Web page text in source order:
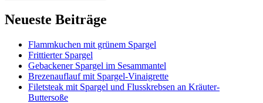
Neueste Beiträge
Flammkuchen mit grünem Spargel
Frittierter Spargel
Gebackener Spargel im Sesammantel
Brezenauflauf mit Spargel-Vinaigrette
Filetsteak mit Spargel und Flusskrebsen an Kräuter-
Buttersoße